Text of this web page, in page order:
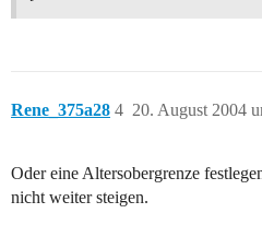
Rene_375a28 20. August 2004
4
Oder eine Altersobergrenze
nicht weiter steigen.